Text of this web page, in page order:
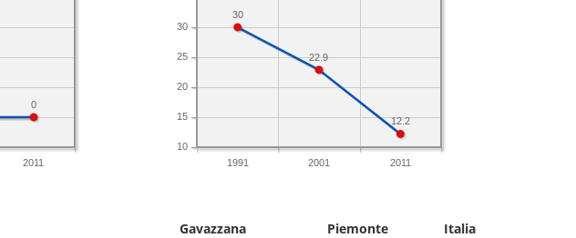
2011
0
1991 2001 2011
10
15
20
25
30
12.2
22.9
30
Gavazzana Piemonte Italia